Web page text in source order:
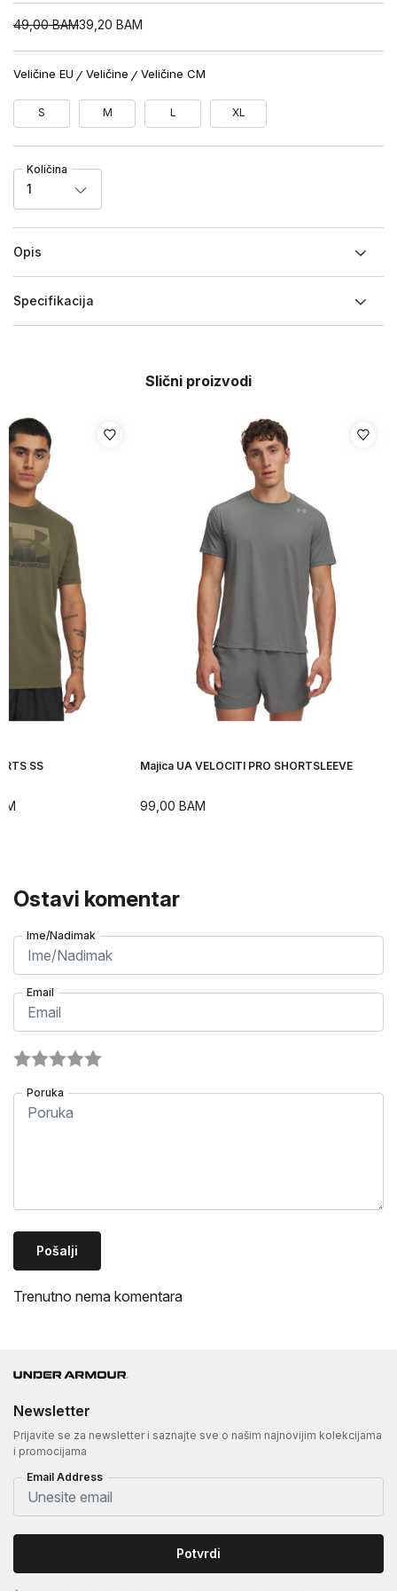
49,00 BAM39,20 BAM
Veličine EU Veličine Veličine CM
S M L XL
Količina
1
Opis
Specifikacija
Slični proizvodi
SS Majica UA VELOCITI PRO SHORTSLEEVE
99,00 BAM
Ostavi komentar
Ime/Nadimak
Email
Poruka
Pošalji
Trenutno nema komentara
Newsletter
Prijavite se za newsletter i saznajte sve o našim najnovijim kolekcijama
i promocijama
Email Address
Potvrdi